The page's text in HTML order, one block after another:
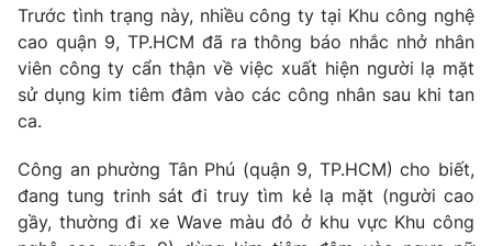
Giải sao mai
Làm đẹp
Chất lượng cuộc sống
Tuyển sinh
Học trực tuyến
Công nghệ
Hitech Công nghệ tương lai
Thị trường
Tư vấn
Giao lưu trực tuyến
Lịch phát sóng
Trước tình trạng này, nhiều công ty tại Khu công nghệ
cao quận 9, TP.HCM đã ra thông báo nhắc nhở nhân
viên công ty cẩn thận về việc xuất hiện người lạ mặt
sử dụng kim tiêm đâm vào các công nhân sau khi tan
ca.
Công an phường Tân Phú (quận 9, TP.HCM) cho biết,
đang tung trinh sát đi truy tìm kẻ lạ mặt (người cao
gầy, thường đi xe Wave màu đỏ ở khu vực Khu công